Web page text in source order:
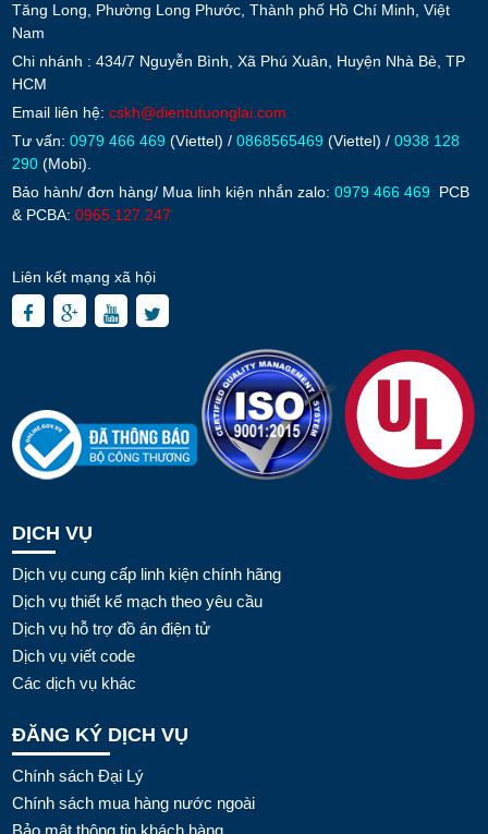
Tăng Long, Phường Long Phước, Thành phố Hồ Chí Minh, Việt
Nam
Chi nhánh : 434/7 Nguyễn Bình, Xã Phú Xuân, Huyện Nhà Bè, TP
HCM
Email liên hệ: cskh@dientutuonglai.com
Tư vấn: 0979 466 469 (Viettel) / 0868565469 (Viettel) / 0938 128
290 (Mobi).
Bảo hành/ đơn hàng/ Mua linh kiện nhắn zalo: 0979 466 469
PCB
& PCBA: 0965.127.247
Liên kết mạng xã hội
DỊCH VỤ
Dịch vụ cung cấp linh kiện chính hãng
Dịch vụ thiết kế mạch theo yêu cầu
Dịch vụ hỗ trợ đồ án điện tử
Dịch vụ viết code
Các dịch vụ khác
ĐĂNG KÝ DỊCH VỤ
Chính sách Đại Lý
Chính sách mua hàng nước ngoài